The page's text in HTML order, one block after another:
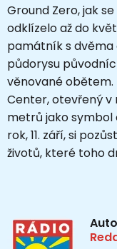
Ground Zero, jak
odklízelo až do
památník s dvěma
půdorysu
věnované obětem.
Center, otevřený v
metrů jako symbol
rok, 11. září, si
životů, které toho